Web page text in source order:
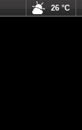
26 °C